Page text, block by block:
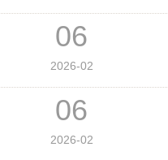
06
2026-02
06
2026-02